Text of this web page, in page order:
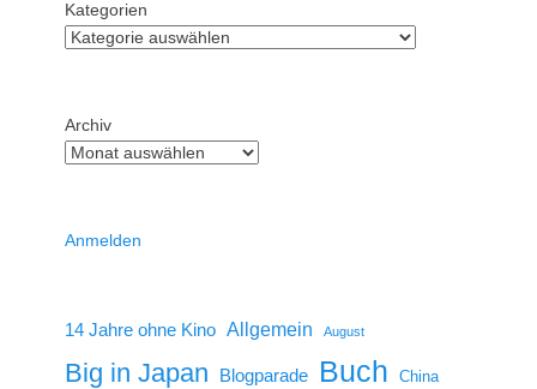
Kategorien
Archiv
Anmelden
14 Jahre ohne Kino Allgemein August
Big in Japan Blogparade Buch China